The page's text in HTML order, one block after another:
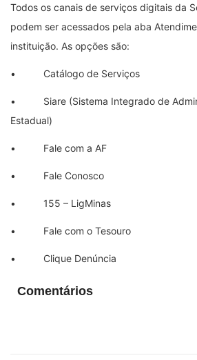
Todos os canais de serviços digitais da
podem ser acessados pela aba
instituição. As opções são:
• Catálogo de Serviços
• Siare (Sistema Integrado de
Estadual)
• Fale com a AF
• Fale Conosco
• 155 – LigMinas
• Fale com o Tesouro
• Clique Denúncia
Comentários